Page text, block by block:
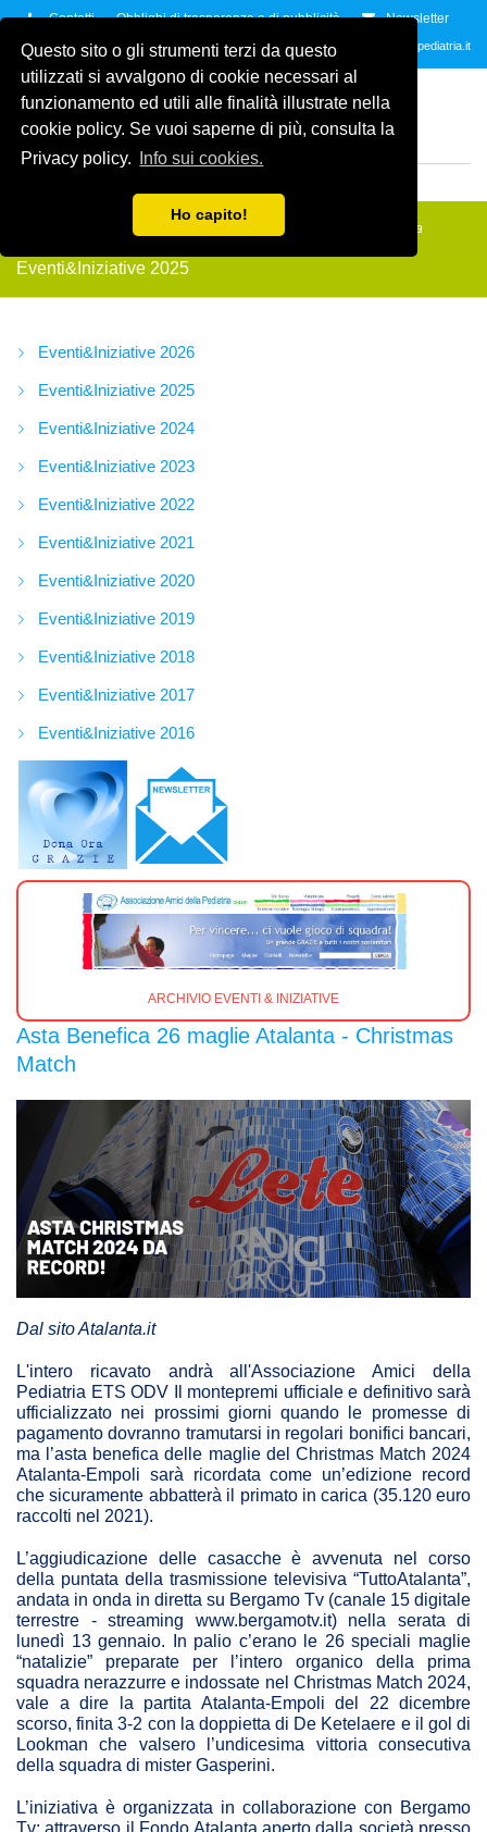
Questo sito o gli strumenti terzi da questo
utilizzati si avvalgono di cookie necessari al
funzionamento ed utili alle finalità illustrate nella
cookie policy. Se vuoi saperne di più, consulta la
Privacy policy.
Info sui cookies.
Ho capito!
Contatti Obblighi di trasparenza e di pubblicità Newsletter
Contattaci allo035.2678061oppure all'indirzzo e-mail info@amicidellapediatria.it
ASSOCIAZIONE AMICI
DELLA PEDIATRIAETS
ODV
Amici della Pediatria Eventi&Iniziative 2025
Asta
Eventi&Iniziative 2025
Eventi&Iniziative 2026
Eventi&Iniziative 2025
Eventi&Iniziative 2024
Eventi&Iniziative 2023
Eventi&Iniziative 2022
Eventi&Iniziative 2021
Eventi&Iniziative 2020
Eventi&Iniziative 2019
Eventi&Iniziative 2018
Eventi&Iniziative 2017
Eventi&Iniziative 2016
ARCHIVIO EVENTI & INIZIATIVE
Asta Benefica 26 maglie Atalanta - Christmas
Match
Dal sito Atalanta.it
L'intero ricavato andrà all'Associazione Amici della
Pediatria ETS ODV Il montepremi ufficiale e definitivo sarà
ufficializzato nei prossimi giorni quando le promesse di
pagamento dovranno tramutarsi in regolari bonifici bancari,
ma l’asta benefica delle maglie del Christmas Match 2024
Atalanta-Empoli sarà ricordata come un’edizione record
che sicuramente abbatterà il primato in carica (35.120 euro
raccolti nel 2021).
L’aggiudicazione delle casacche è avvenuta nel corso
della puntata della trasmissione televisiva “TuttoAtalanta”,
andata in onda in diretta su Bergamo Tv (canale 15 digitale
terrestre - streaming www.bergamotv.it) nella serata di
lunedì 13 gennaio. In palio c’erano le 26 speciali maglie
“natalizie” preparate per l’intero organico della prima
squadra nerazzurre e indossate nel Christmas Match 2024,
vale a dire la partita Atalanta-Empoli del 22 dicembre
scorso, finita 3-2 con la doppietta di De Ketelaere e il gol di
Lookman che valsero l’undicesima vittoria consecutiva
della squadra di mister Gasperini.
L’iniziativa è organizzata in collaborazione con Bergamo
Tv: attraverso il Fondo Atalanta aperto dalla società presso